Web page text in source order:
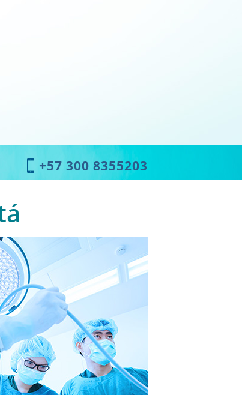
+57 300 8355203